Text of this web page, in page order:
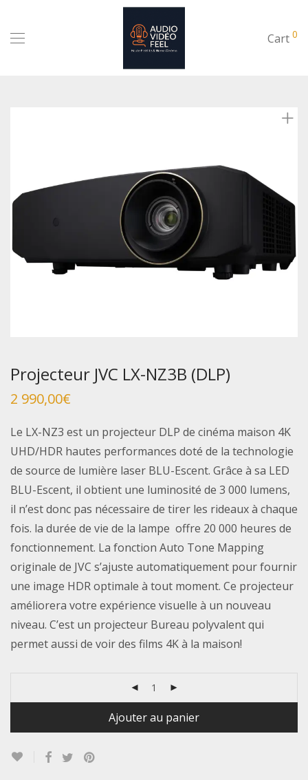
Cart 0
Projecteur JVC LX-NZ3B (DLP)
2 990,00€
Le LX-NZ3 est un projecteur DLP de cinéma maison 4K
UHD/HDR hautes performances doté de la technologie
de source de lumière laser BLU-Escent. Grâce à sa LED
BLU-Escent, il obtient une luminosité de 3 000 lumens,
il n’est donc pas nécessaire de tirer les rideaux à chaque
fois. la durée de vie de la lampe offre 20 000 heures de
fonctionnement. La fonction Auto Tone Mapping
originale de JVC s’ajuste automatiquement pour fournir
une image HDR optimale à tout moment. Ce projecteur
améliorera votre expérience visuelle à un nouveau
niveau. C’est un projecteur Bureau polyvalent qui
permet aussi de voir des films 4K à la maison!
Ajouter au panier